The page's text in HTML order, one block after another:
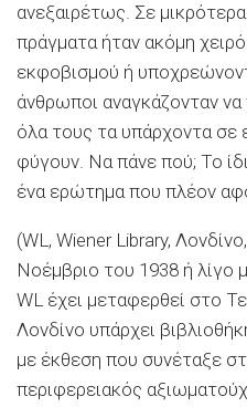
ανεξαιρέτως. Σε
πράγματα ήταν ακόμη
εκφοβισμού ή
άνθρωποι αναγκάζονταν
όλα τους τα υπάρχοντα σε
φύγουν. Να πάνε πού; Το
ένα ερώτημα που πλέον
(WL, Wiener Library,
Νοέμβριο του 1938 ή λίγο
WL έχει μεταφερθεί στο
Λονδίνο υπάρχει
με έκθεση που συνέταξε
περιφερειακός